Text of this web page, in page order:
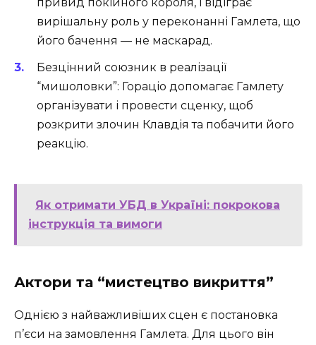
вирішальну роль у переконанні Гамлета, що
його бачення — не маскарад.
Безцінний союзник в реалізації
“мишоловки”: Гораціо допомагає Гамлету
організувати і провести сценку, щоб
розкрити злочин Клавдія та побачити його
реакцію.
Як отримати УБД в Україні: покрокова
інструкція та вимоги
Актори та “мистецтво викриття”
Однією з найважливіших сцен є постановка
п’єси на замовлення Гамлета. Для цього він